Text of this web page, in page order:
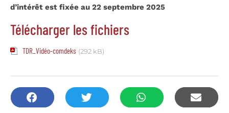
d’intérêt est fixée au 22 septembre 2025
Télécharger les fichiers
TDR_Vidéo-comdeks (292 kB)